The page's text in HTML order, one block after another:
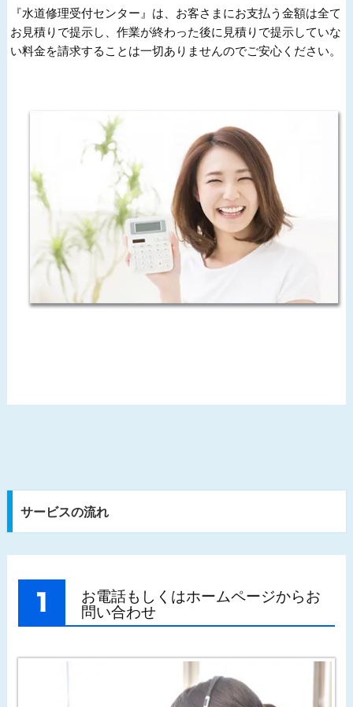
『水道修理受付センター』は、お客さまにお支払う金額は全て
お見積りで提示し、作業が終わった後に見積りで提示していな
い料金を請求することは一切ありませんのでご安心ください。
サービスの流れ
お電話もしくはホームページからお
問い合わせ